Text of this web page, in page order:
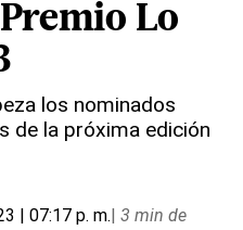
Lo
los nominados
de la próxima edición
| 07:17 p. m.| 3 min de